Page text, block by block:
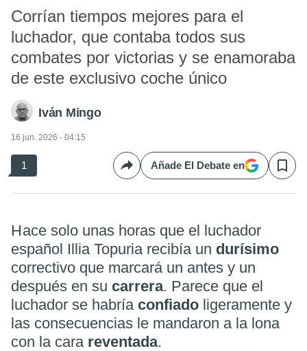
Corrían tiempos mejores para el
luchador, que contaba todos sus
combates por victorias y se enamoraba
de este exclusivo coche único
Iván Mingo
16 jun. 2026 - 04:15
1 CompartirAñade El Debate en Save
Hace solo unas horas que el luchador
español Illia Topuria recibía un durísimo
correctivo que marcará un antes y un
después en su carrera. Parece que el
luchador se habría confiado ligeramente y
las consecuencias le mandaron a la lona
con la cara reventada.